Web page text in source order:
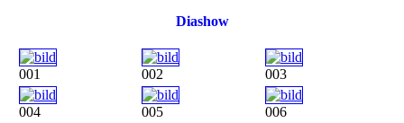
Diashow
001 002 003
004 005
006